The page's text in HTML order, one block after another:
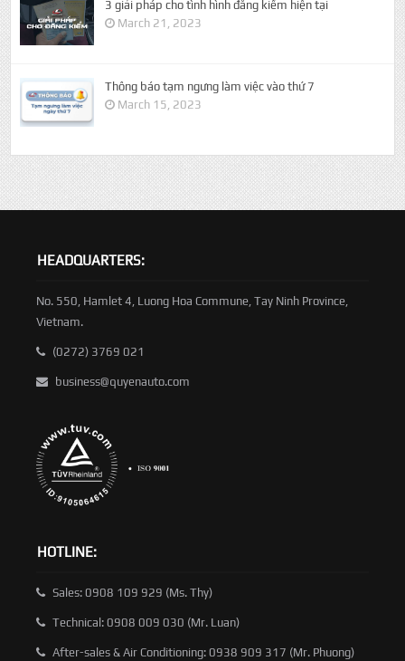
3 giải pháp cho tình hình đăng kiểm hiện tại
March 21, 2023
Thông báo tạm ngưng làm việc vào thứ 7
March 15, 2023
HEADQUARTERS:
No. 550, Hamlet 4, Luong Hoa Commune, Tay Ninh Province,
Vietnam.
(0272) 3769 021
business@quyenauto.com
HOTLINE:
Sales: 0908 109 929 (Ms. Thy)
Technical: 0908 009 030 (Mr. Luan)
After-sales & Air Conditioning: 0938 909 317 (Mr. Phuong)